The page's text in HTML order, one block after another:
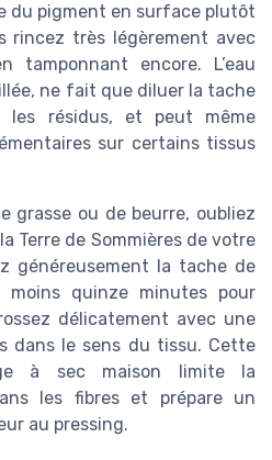
du pigment en surface plutôt
rincez très légèrement avec
tamponnant encore. L’eau
ne fait que diluer la tache
les résidus, et peut même
sur certains tissus
grasse ou de beurre, oubliez
Terre de Sommières de votre
généreusement la tache de
moins quinze minutes pour
délicatement avec une
dans le sens du tissu. Cette
à sec maison limite la
les fibres et prépare un
au pressing.